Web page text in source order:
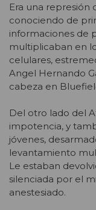
Era una represión
conociendo de
informaciones de
multiplicaban en
celulares,
Angel Hernando
cabeza en
Del otro lado del
impotencia, y
jóvenes,
levantamiento
Le estaban
silenciada por el
anestesiado.